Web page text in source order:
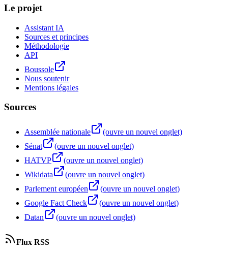
Le projet
Assistant IA
Sources et principes
Méthodologie
API
Boussole
Nous soutenir
Mentions légales
Sources
Assemblée nationale
(ouvre un nouvel onglet)
Sénat
(ouvre un nouvel onglet)
HATVP
(ouvre un nouvel onglet)
Wikidata
(ouvre un nouvel onglet)
Parlement européen
(ouvre un nouvel onglet)
Google Fact Check
(ouvre un nouvel onglet)
Datan
(ouvre un nouvel onglet)
Flux RSS